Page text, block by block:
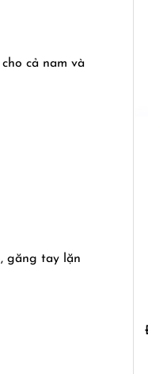
cả nam và
găng tay lặn